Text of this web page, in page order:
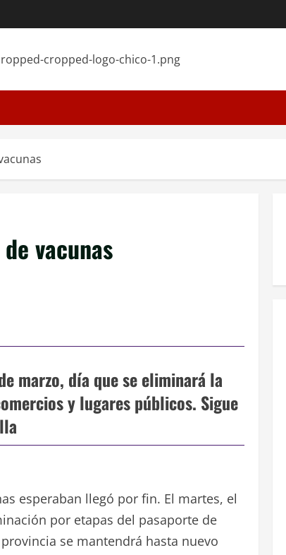
vacunas
marzo, día que se eliminará la
y lugares públicos. Sigue
esperaban llegó por fin. El martes, el
por etapas del pasaporte de
se mantendrá hasta nuevo